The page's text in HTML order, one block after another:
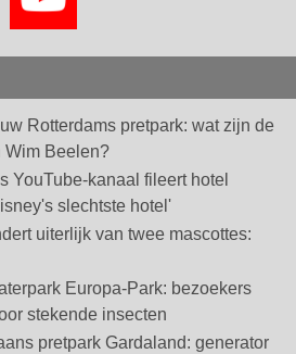
Rotterdams pretpark: wat zijn de
Wim Beelen?
YouTube-kanaal fileert hotel
slechtste hotel'
uiterlijk van twee mascottes:
Europa-Park: bezoekers
stekende insecten
pretpark Gardaland: generator